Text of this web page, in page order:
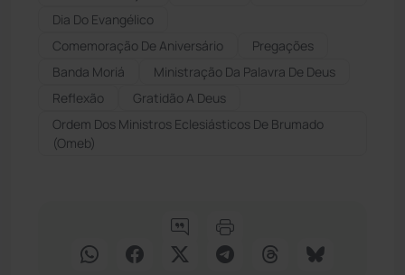
Dia Do Evangélico
Comemoração De Aniversário
Pregações
Banda Moriá
Ministração Da Palavra De Deus
Reflexão
Gratidão A Deus
Ordem Dos Ministros Eclesiásticos De Brumado
(omeb)